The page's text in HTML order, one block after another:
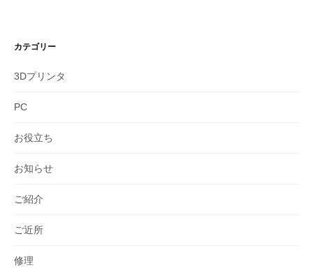
カテゴリー
3Dプリンタ
PC
お役立ち
お知らせ
ご紹介
ご近所
修理